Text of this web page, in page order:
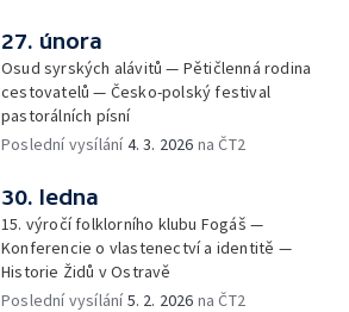
27. února
Osud syrských alávitů — Pětičlenná rodina
cestovatelů — Česko-polský festival
pastorálních písní
Poslední vysílání4. 3. 2026 na ČT2
30. ledna
15. výročí folklorního klubu Fogáš —
Konferencie o vlastenectví a identitě —
Historie Židů v Ostravě
Poslední vysílání5. 2. 2026 na ČT2